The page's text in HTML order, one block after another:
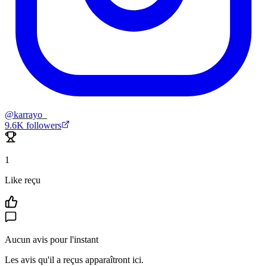
@karrayo_
9.6K followers
1
Like reçu
Aucun avis pour l'instant
Les avis qu'il a reçus apparaîtront ici.